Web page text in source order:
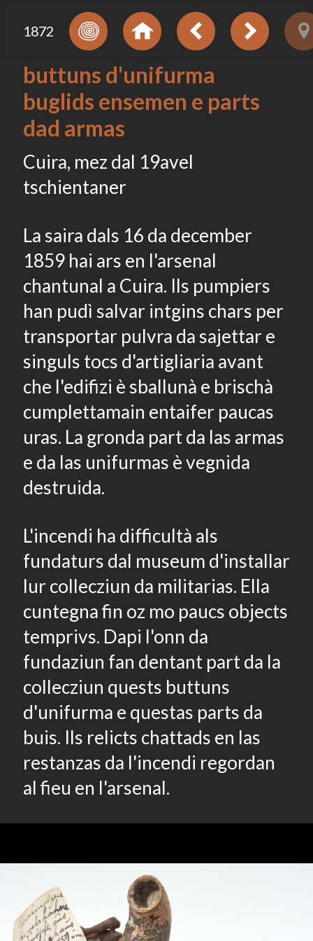
1872
buttuns d'unifurma
buglids ensemen e parts
dad armas
Cuira, mez dal 19avel
tschientaner
La saira dals 16 da december
1859 hai ars en l'arsenal
chantunal a Cuira. Ils pumpiers
han pudì salvar intgins chars per
transportar pulvra da sajettar e
singuls tocs d'artigliaria avant
che l'edifizi è sballunà e brischà
cumplettamain entaifer paucas
uras. La gronda part da las armas
e da las unifurmas è vegnida
destruida.
L'incendi ha difficultà als
fundaturs dal museum d'installar
lur collecziun da militarias. Ella
cuntegna fin oz mo paucs objects
temprivs. Dapi l'onn da
fundaziun fan dentant part da la
collecziun quests buttuns
d'unifurma e questas parts da
buis. Ils relicts chattads en las
restanzas da l'incendi regordan
al fieu en l'arsenal.